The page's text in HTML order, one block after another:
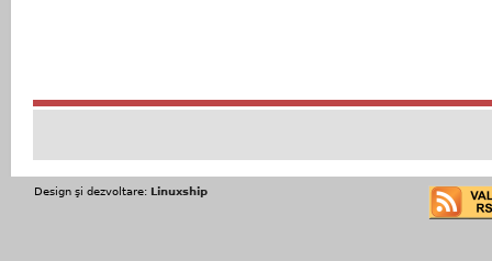
Design şi dezvoltare: Linuxship